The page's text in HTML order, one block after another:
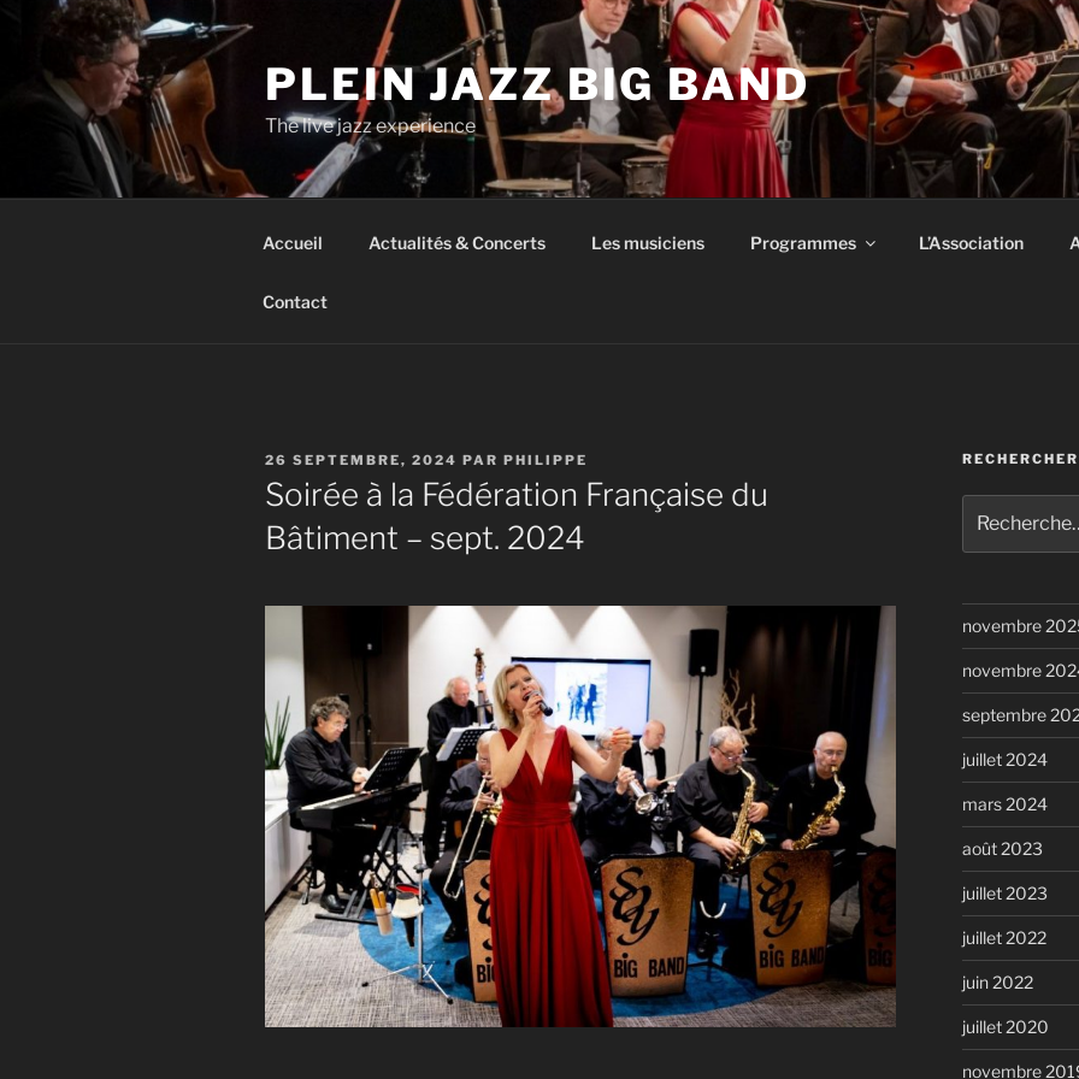
contenu
principal
PLEIN JAZZ BIG BAND
The live jazz experience
Accueil Actualités & Concerts Les musiciens Programmes L’Association
Contact
PUBLIÉ
LE
26 SEPTEMBRE, 2024 PAR PHILIPPE
Soirée à la Fédération Française du
Bâtiment – sept. 2024
RECHERCHER
pour
:
novembre
novembre
septembre
juillet 2024
mars 2024
août 2023
juillet 2023
juillet 2022
juin 2022
juillet 2020
novembre